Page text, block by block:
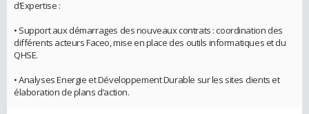
d’Expertise :
• Support aux démarrages des nouveaux contrats : coordination des
différents acteurs Faceo, mise en place des outils informatiques et du
QHSE.
• Analyses Energie et Développement Durable sur les sites clients et
élaboration de plans d’action.